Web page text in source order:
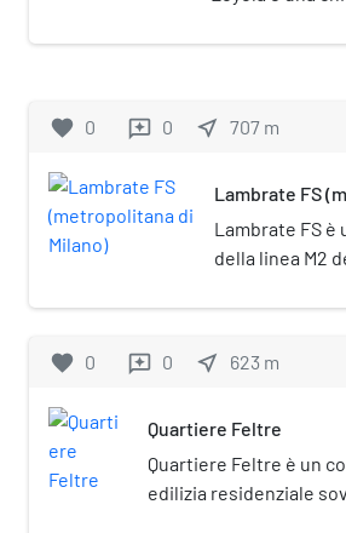
favorite 0 reviews 0 near_me 707 m
Lambrate FS
Lambrate FS è
della linea M2
favorite 0 reviews 0 near_me 623 m
Quartiere Feltre
Quartiere Feltre è un
edilizia residenziale